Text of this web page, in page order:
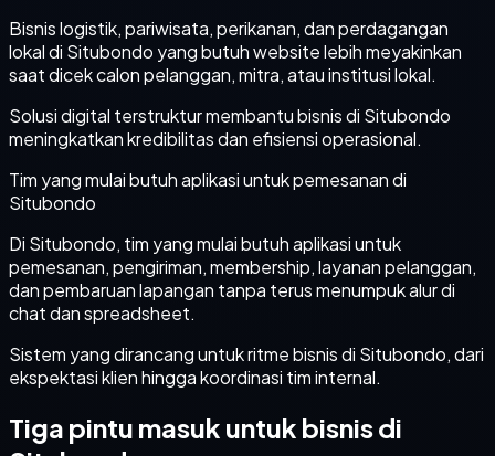
Bisnis logistik, pariwisata, perikanan, dan perdagangan
lokal di Situbondo yang butuh website lebih meyakinkan
saat dicek calon pelanggan, mitra, atau institusi lokal.
Solusi digital terstruktur membantu bisnis di Situbondo
meningkatkan kredibilitas dan efisiensi operasional.
Tim yang mulai butuh aplikasi untuk pemesanan di
Situbondo
Di Situbondo, tim yang mulai butuh aplikasi untuk
pemesanan, pengiriman, membership, layanan pelanggan,
dan pembaruan lapangan tanpa terus menumpuk alur di
chat dan spreadsheet.
Sistem yang dirancang untuk ritme bisnis di Situbondo, dari
ekspektasi klien hingga koordinasi tim internal.
Tiga pintu masuk untuk bisnis di